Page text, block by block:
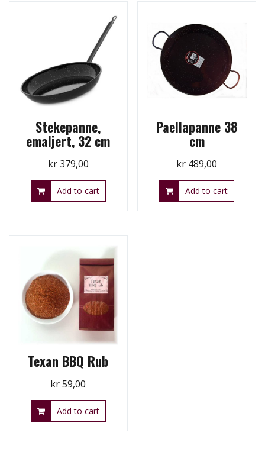
Stekepanne,
emaljert, 32 cm
kr379,00
Add to cart
Paellapanne 38
cm
kr 489,00
Add to cart
Texan BBQ Rub
kr59,00
Add to cart